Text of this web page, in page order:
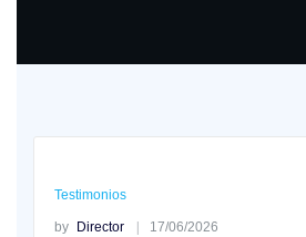
Testimonios
by Director 17/06/2026